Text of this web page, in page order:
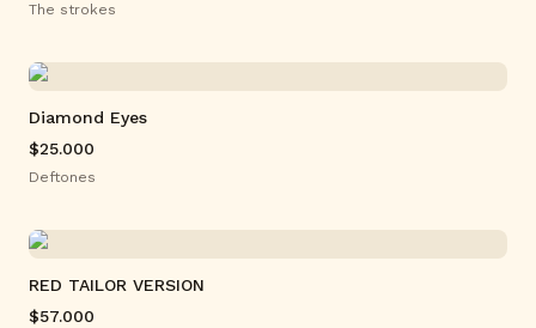
The strokes
Diamond Eyes
$25.000
Deftones
RED TAILOR VERSION
$57.000